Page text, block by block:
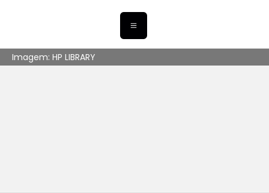
Imagem: HP LIBRARY